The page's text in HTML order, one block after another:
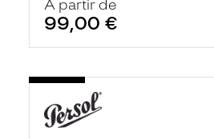
À partir de
99,00 €